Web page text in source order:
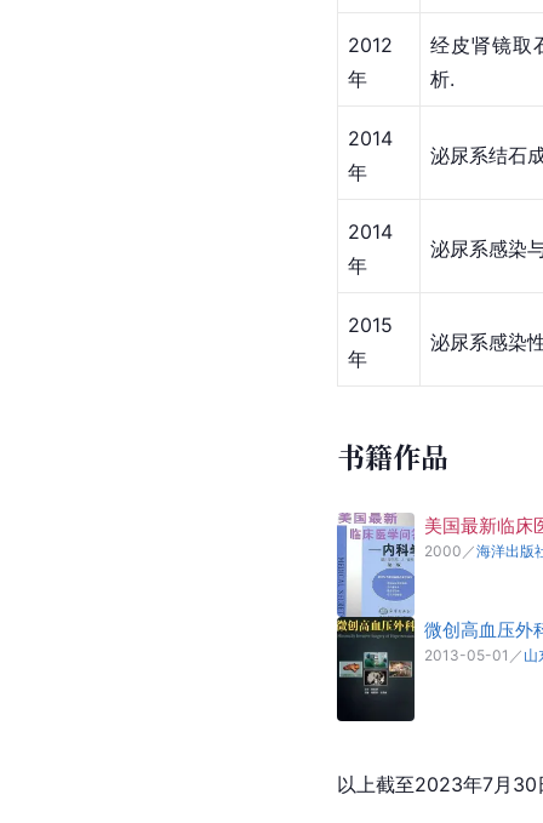
2012
年
经皮肾镜取
析.
2014
年
泌尿系结石
2014
年
泌尿系感染
2015
年
泌尿系感染
书籍作品
美国最新临床
2000 ／海洋出版
微创高血压外
2013-05-01 ／ 山
以上截至2023年7月30